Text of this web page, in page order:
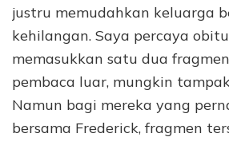
justru memudahkan keluarga
kehilangan. Saya percaya
memasukkan satu dua
pembaca luar, mungkin
Namun bagi mereka yang
bersama Frederick, fragmen